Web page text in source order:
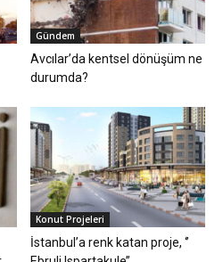
Gündem
Avcılar’da kentsel dönüşüm ne
durumda?
Konut Projeleri
İstanbul’a renk katan proje, ‘’